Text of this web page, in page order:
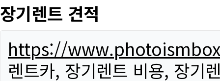
장기렌트 견적
https://
렌트카, 장기렌트 비용, 장기